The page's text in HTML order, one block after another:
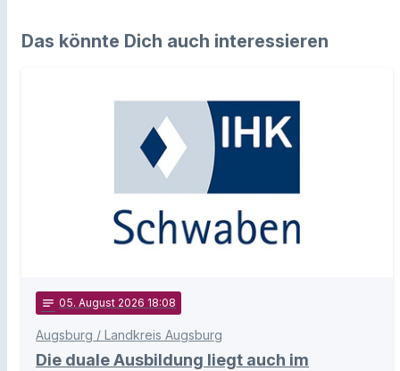
Das könnte Dich auch interessieren
notes 05. August 2026 18:08
Augsburg / Landkreis Augsburg
Die duale Ausbildung liegt auch im